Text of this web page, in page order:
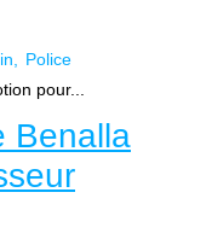
Police
pour...
Benalla